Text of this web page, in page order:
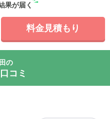
果が届く
料金見積もり
の
コミ